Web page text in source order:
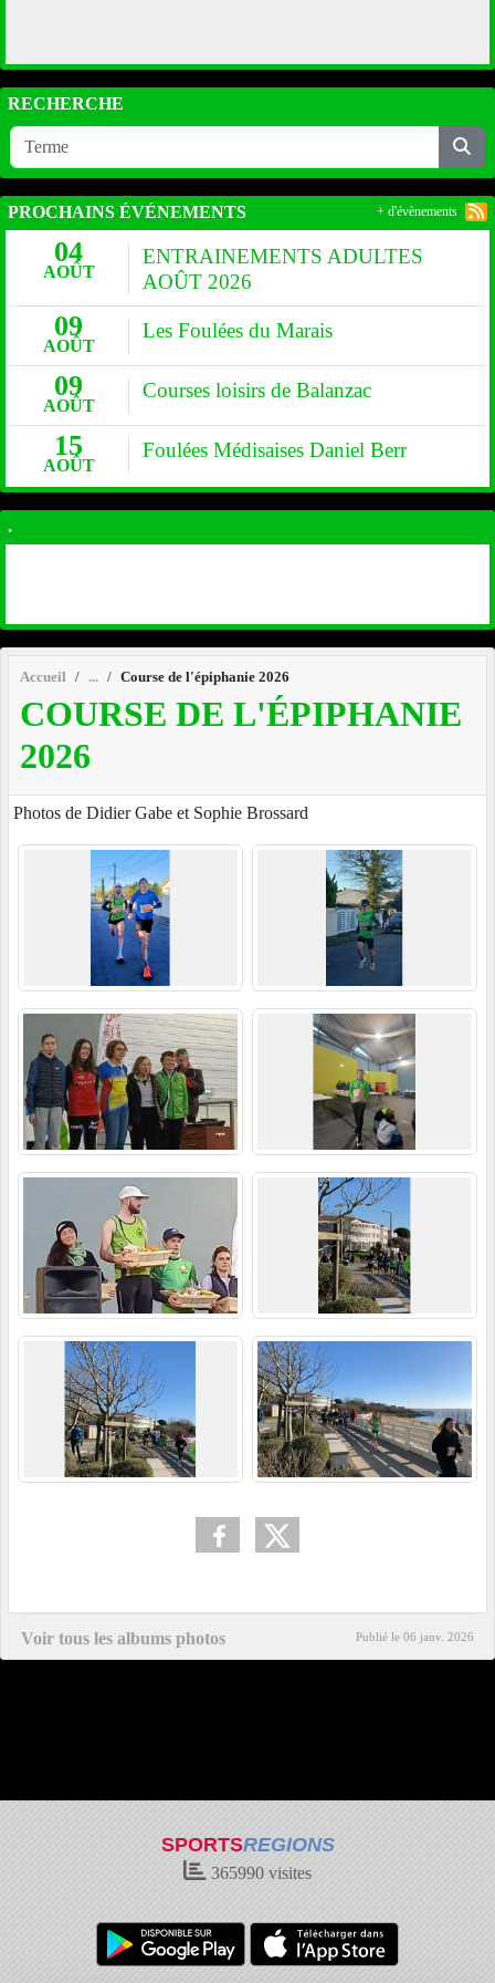
Accueil Course de l'épiphanie 2026
COURSE DE L'ÉPIPHANIE
2026
Photos de Didier Gabe et Sophie Brossard
Voir tous les albums photos Publié le 06 janv. 2026
RECHERCHE
PROCHAINS ÉVÉNEMENTS
04
AOÛT
ENTRAINEMENTS ADULTES
AOÛT 2026
09
AOÛT
Les Foulées du Marais
09
AOÛT
Courses loisirs de Balanzac
15
AOÛT
Foulées Médisaises Daniel Berr
+ d'évènements
.
SPORTSREGIONS
365990 visites